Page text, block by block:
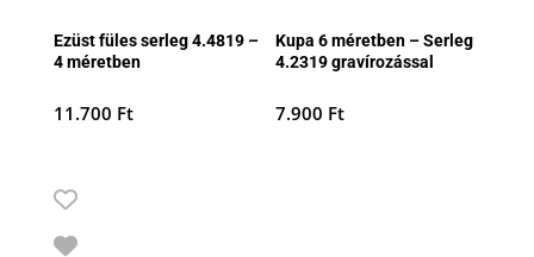
Ezüst füles serleg 4.4819 –
4 méretben
11.700 Ft
Kupa 6 méretben – Serleg
4.2319 gravírozással
7.900 Ft